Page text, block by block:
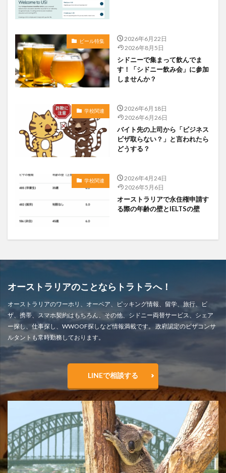
ビール特集
2026年6月22日
2026年8月5日
シドニーで集まって飲んでま
す！「シドニー飲み会」に参加
しませんか？
学校関連
2026年6月18日
2026年6月26日
バイト先の上司から「ビジネス
ビザ取らない？」と言われたら
どうする？
学校関連
2026年4月24日
2026年5月6日
オーストラリアで永住権申請す
る際の年齢の壁とIELTSの壁
オーストラリアのことならトラトラへ！
オーストラリアのワーホリ、オーペア、ピッキング情報、留学、旅行、ビ
ザ、携帯、スマホ契約はもちろん、その他、シドニー両替サービス、シェア
ー探し、仕事探し、WWOOF探しなど情報満載です。 政府認定のビザコンサ
ルタントも常時勤務しております。
LINEで相談する